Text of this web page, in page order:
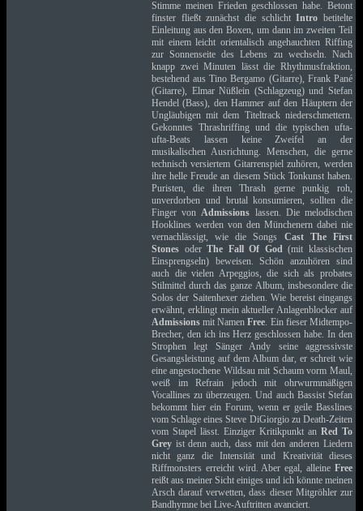
Stimme meinen Frieden geschlossen habe. Betont
finster fließt zunächst die schlichtIntro betitelte
Einleitung aus den Boxen, um dann im zweiten Teil
mit einem leicht orientalisch angehauchten Riffing
zur Sonnenseite des Lebens zu wechseln. Nach
knapp zwei Minuten lässt die Rhythmusfraktion,
bestehend aus Tino Bergamo (Gitarre), Frank Pané
(Gitarre), Elmar Nüßlein (Schlagzeug) und Stefan
Hendel (Bass), den Hammer auf den Häuptern der
Ungläubigen mit dem Titeltrack niederschmettern.
Gekonntes Thrashriffing und die typischen ufta-
ufta-Beats lassen keine Zweifel an der
musikalischen Ausrichtung. Menschen, die gerne
technisch versiertem Gitarrenspiel zuhören, werden
ihre helle Freude an diesem Stück Tonkunst haben.
Puristen, die ihren Thrash gerne punkig roh,
unverdorben und brutal konsumieren, sollten die
Finger vonAdmissions lassen. Die melodischen
Hooklines werden von den Münchenern dabei nie
vernachlässigt, wie die Songs Cast The First
StonesoderThe Fall Of God(mit klassischen
Einsprengseln) beweisen. Schön anzuhören sind
auch die vielen Arpeggios, die sich als probates
Stilmittel durch das ganze Album, insbesondere die
Solos der Saitenhexer ziehen. Wie bereist eingangs
erwähnt, erklingt mein aktueller Anlagenblocker auf
Admissionsmit NamenFree. Ein fieser Midtempo-
Brecher, den ich ins Herz geschlossen habe. In den
Strophen legt Sänger Andy seine aggressivste
Gesangsleistung auf dem Album dar, er schreit wie
eine angestochene Wildsau mit Schaum vorm Maul,
weiß im Refrain jedoch mit ohrwurmmäßigen
Vocallines zu überzeugen. Und auch Bassist Stefan
bekommt hier ein Forum, wenn er geile Basslines
vom Schlage eines Steve DiGiorgio zu Death-Zeiten
vom Stapel lässt. Einziger Kritikpunkt an Red To
Greyist denn auch, dass mit den anderen Liedern
nicht ganz die Intensität und Kreativität dieses
Riffmonsters erreicht wird. Aber egal, alleine Free
reißt aus meiner Sicht einiges und ich könnte meinen
Arsch darauf verwetten, dass dieser Mitgröhler zur
Bandhymne bei Live-Auftritten avanciert.